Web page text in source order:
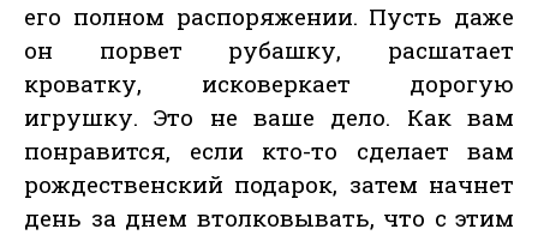
его полном распоряжении. Пусть даже
он порвет рубашку, расшатает
кроватку, исковеркает дорогую
игрушку. Это не ваше дело. Как вам
понравится, если кто-то сделает вам
рождественский подарок, затем начнет
день за днем втолковывать, что с этим